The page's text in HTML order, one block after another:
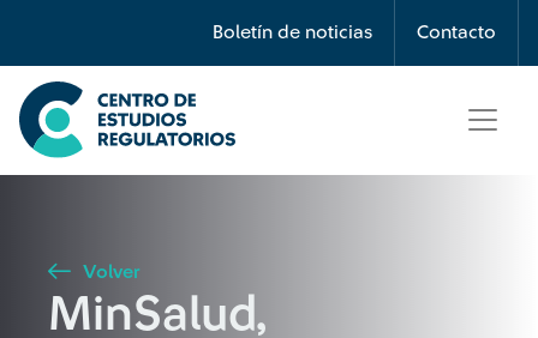
Boletín de noticias Contacto
Búsqueda
Seleccione país
Buscar
Volver
MinSalud,